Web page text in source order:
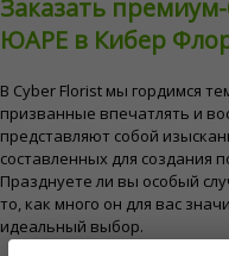
Заказать
ЮАРЕ в ​​Кибер
В Cyber ​​Florist мы гордимся
призванные впечатлять и
представляют собой
составленных для создания
Празднуете ли вы особый
то, как много он для вас
идеальный выбор.